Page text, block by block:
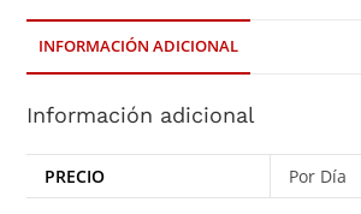
INFORMACIÓN ADICIONAL
Información adicional
PRECIO Por Día